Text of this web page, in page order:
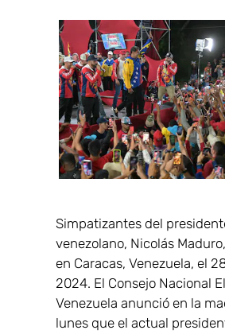
Simpatizantes del
venezolano, Nicolás
en Caracas, Venezuela, el
2024. El Consejo Nacional
Venezuela anunció en la
lunes que el actual